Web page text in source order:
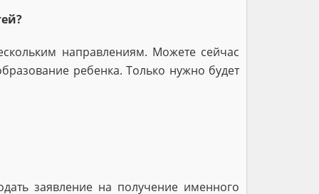
направлениям. Можете сейчас
ребенка. Только нужно будет
заявление на получение именного